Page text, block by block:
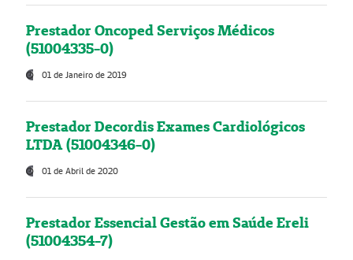
Prestador Oncoped Serviços Médicos
(51004335-0)
01 de Janeiro de 2019
Prestador Decordis Exames Cardiológicos
LTDA (51004346-0)
01 de Abril de 2020
Prestador Essencial Gestão em Saúde Ereli
(51004354-7)